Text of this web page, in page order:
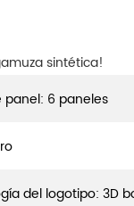
sintética!
panel: 6 paneles
del logotipo: 3D